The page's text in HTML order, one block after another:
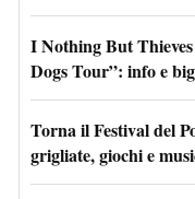
I Nothing But
Dogs Tour”: info e
Torna il Festival del
grigliate, giochi e